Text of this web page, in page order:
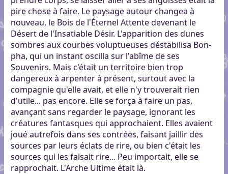
pire chose à faire. Le paysage autour changea à
nouveau, le Bois de l'Éternel Attente devenant le
Désert de l'Insatiable Désir. L'apparition des dunes
sombres aux courbes voluptueuses déstabilisa Bon-
pha, qui un instant oscilla sur l'abîme de ses
Souvenirs. Mais c'était un territoire bien trop
dangereux à arpenter à présent, surtout avec la
compagnie qu'elle avait, et elle n'y trouverait rien
d'utile... pas encore. Elle se força à faire un pas,
avançant sans regarder le paysage, ignorant les
créatures fantasques qui approchaient. Elles avaient
joué autrefois dans ses contrées, faisant jaillir des
sources par leurs éclats de rire, ou bien c'était les
sources qui les faisait rire... Peu importait, elle se
rapprochait. L'Arche Ultime était là.